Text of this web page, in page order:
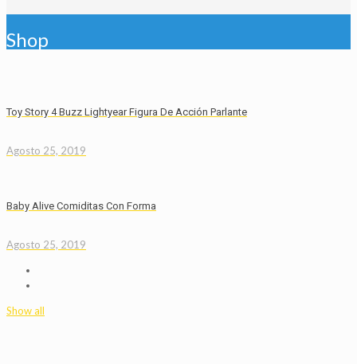
Shop
Toy Story 4 Buzz Lightyear Figura De Acción Parlante
Agosto 25, 2019
Baby Alive Comiditas Con Forma
Agosto 25, 2019
Show all